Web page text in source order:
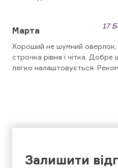
Марта 17
Хороший не шумний оверлок,
строчка рівна і чітка. Добре
легко налаштовується.
Залишити